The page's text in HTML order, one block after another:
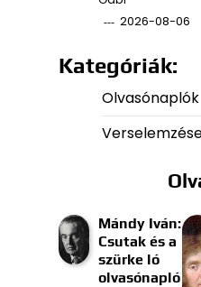
2026-08-06
Kategóriák:
Olvasónaplók
Mándy Iván:
Csutak és a
szürke ló
olvasónapló